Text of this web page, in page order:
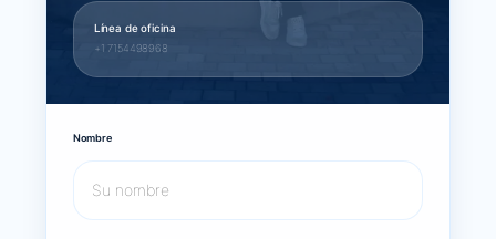
Línea de oficina
+1 7154498968
Nombre